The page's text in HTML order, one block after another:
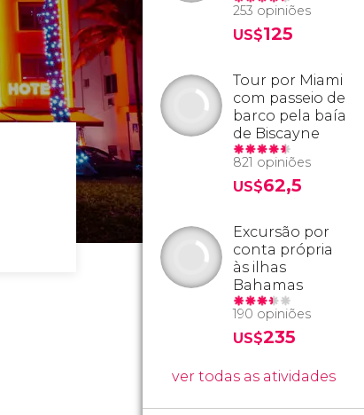
253 opiniões
US$125
Tour por Miami
com passeio de
barco pela baía
de Biscayne
821 opiniões
US$62,5
Excursão por
conta própria
às ilhas
Bahamas
190 opiniões
US$235
ver todas as atividades